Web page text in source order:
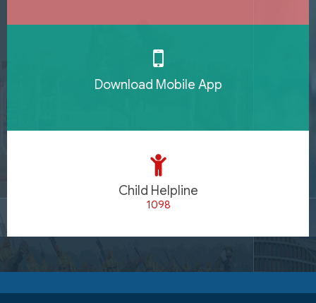
Download Mobile App
Child Helpline
1098